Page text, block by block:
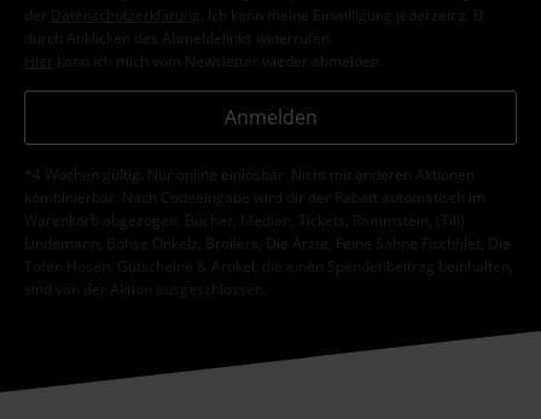
der
Datenschutzerklärung
. Ich kann meine Einwilligung jederzeit z. B.
durch Anklicken des Abmeldelinks widerrufen.
Hier kann ich mich vom Newsletter wieder abmelden.
Anmelden
*4 Wochen gültig. Nur online einlösbar. Nicht mit anderen Aktionen
kombinierbar. Nach Codeeingabe wird dir der Rabatt automatisch im
Warenkorb abgezogen. Bücher, Medien, Tickets, Rammstein, (Till)
Lindemann, Böhse Onkelz, Broilers, Die Ärzte, Feine Sahne Fischfilet, Die
Toten Hosen, Gutscheine & Artikel, die einen Spendenbeitrag beinhalten,
sind von der Aktion ausgeschlossen.